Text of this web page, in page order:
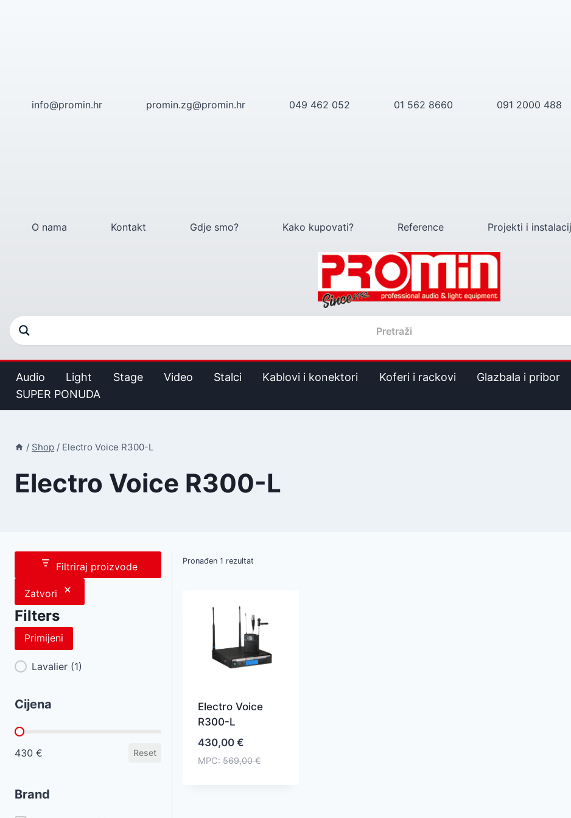
info@promin.hr promin.zg@promin.hr 049 462 052 01 562 8660 091 2000 488
O nama Kontakt Gdje smo? Kako kupovati? Reference Projekti i
Audio Light Stage Video Stalci Kablovi i konektori Koferi i rackovi Glazbala i pribor
SUPER PONUDA
/ Shop / Electro Voice R300-L
Electro Voice R300-L
Pronađen 1 rezultat
Electro Voice
R300-L
430,00 €
MPC:569,00€
Filtriraj proizvode
Zatvori
Filters
Primijeni
Category Facet
Lavalier (1)
Cijena
Cijena
430 € Reset
Brand